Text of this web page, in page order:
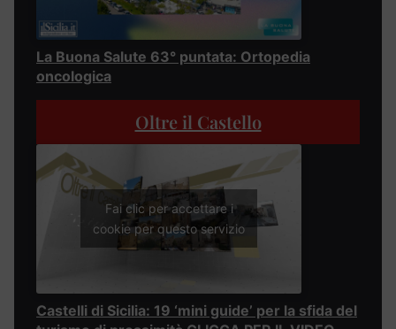
La Buona Salute 63° puntata: Ortopedia
oncologica
Oltre il Castello
Fai clic per accettare i
cookie per questo servizio
Castelli di Sicilia: 19 ‘mini guide’ per la sfida del